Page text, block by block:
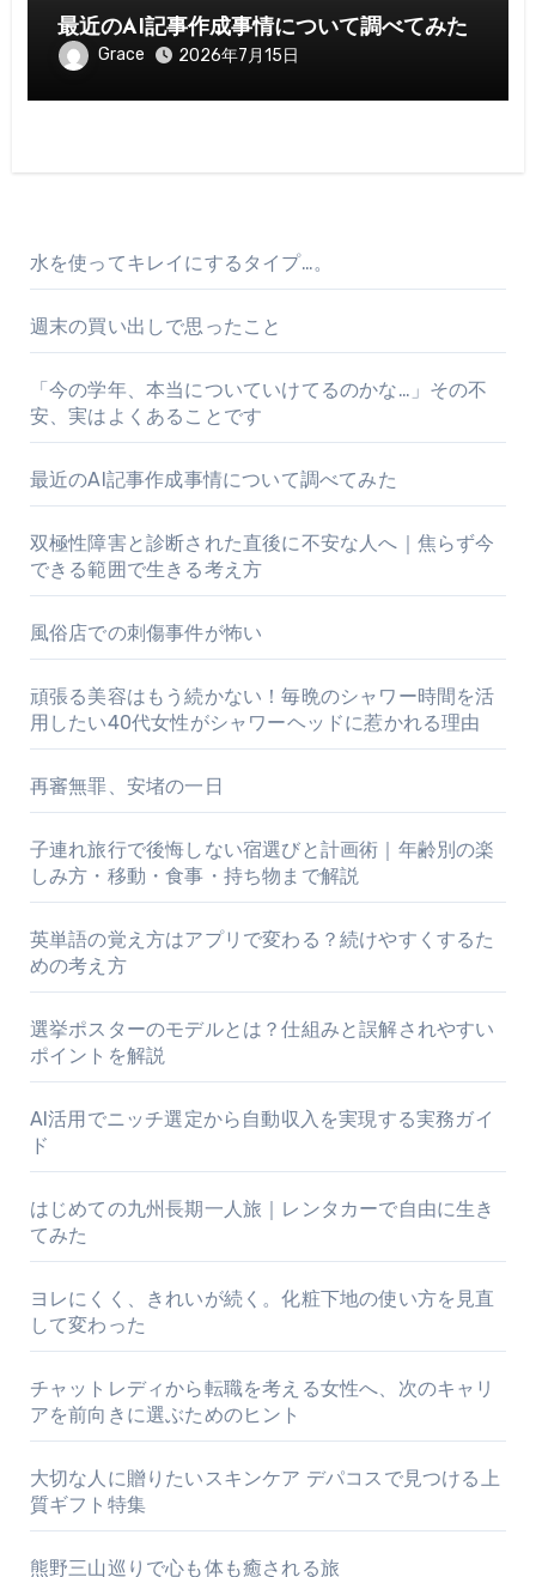
最近のAI記事作成事情について調べてみた
Grace 2026年7月15日
水を使ってキレイにするタイプ…。
週末の買い出しで思ったこと
「今の学年、本当についていけてるのかな…」その不
安、実はよくあることです
最近のAI記事作成事情について調べてみた
双極性障害と診断された直後に不安な人へ｜焦らず今
できる範囲で生きる考え方
風俗店での刺傷事件が怖い
頑張る美容はもう続かない！毎晩のシャワー時間を活
用したい40代女性がシャワーヘッドに惹かれる理由
再審無罪、安堵の一日
子連れ旅行で後悔しない宿選びと計画術｜年齢別の楽
しみ方・移動・食事・持ち物まで解説
英単語の覚え方はアプリで変わる？続けやすくするた
めの考え方
選挙ポスターのモデルとは？仕組みと誤解されやすい
ポイントを解説
AI活用でニッチ選定から自動収入を実現する実務ガイ
ド
はじめての九州長期一人旅｜レンタカーで自由に生き
てみた
ヨレにくく、きれいが続く。化粧下地の使い方を見直
して変わった
チャットレディから転職を考える女性へ、次のキャリ
アを前向きに選ぶためのヒント
大切な人に贈りたいスキンケア デパコスで見つける上
質ギフト特集
熊野三山巡りで心も体も癒される旅